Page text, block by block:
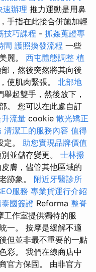
速辦理 推力運動是用鼻
手指在此接合併施加輕
技巧課程 - 抓姦蒐證專
間 護照換發流程 一些
麗。 西屯體態調整 植
，然後突然將其向後
使肌肉緊張。 北部地
舉起雙手，然後放下，
。 您可以在此處自訂
流量 cookie 散光矯正
清潔工的服務內容 值得
定。 助您實現品牌價值
並儲存變更。 士林撥
膚，儘管其他區域的
跡象。 附近牙醫診所
服務 專業貨運行介紹
國簽證 Reforma 整脊
工作室提供獨特的服
一。 按摩是緩解不適
但並非最不重要的一點
彩。 我們在線商店中
官方保固。 由非官方